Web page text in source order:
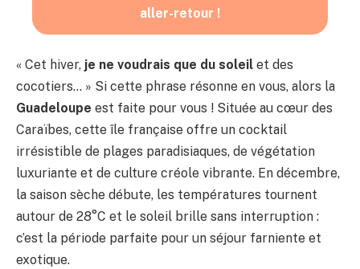
aller-retour !
« Cet hiver, je ne voudrais que du soleil et des
cocotiers… » Si cette phrase résonne en vous, alors la
Guadeloupe est faite pour vous ! Située au cœur des
Caraïbes, cette île française offre un cocktail
irrésistible de plages paradisiaques, de végétation
luxuriante et de culture créole vibrante. En décembre,
la saison sèche débute, les températures tournent
autour de 28°C et le soleil brille sans interruption :
c’est la période parfaite pour un séjour farniente et
exotique.